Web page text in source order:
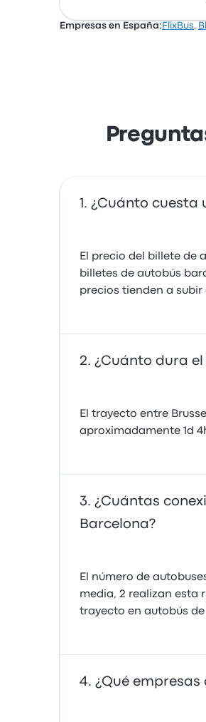
Empresas en España: FlixBus,
¿Cuánto cuesta
El precio del billete de
billetes de autobús
precios tienden a
¿Cuánto dura
El trayecto entre
aproximadamente 1d
¿Cuántas
Barcelona?
El número de
media, 2 realizan esta
trayecto en autobús
¿Qué